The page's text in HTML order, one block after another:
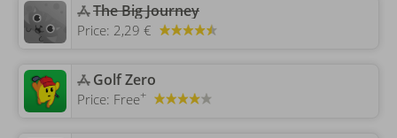
The Big Journey
Price: 2,29 €
‎Golf Zero
Price: Free+